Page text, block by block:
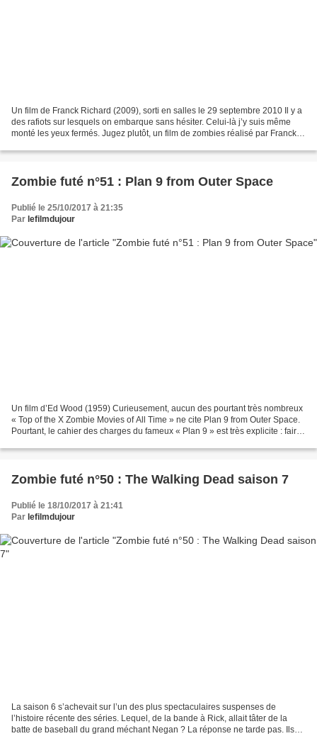
Un film de Franck Richard (2009), sorti en salles le 29 septembre 2010 Il y a
des rafiots sur lesquels on embarque sans hésiter. Celui-là j’y suis même
monté les yeux fermés. Jugez plutôt, un film de zombies réalisé par Franck
Zombie futé n°51 : Plan 9 from Outer Space
Publié le 25/10/2017 à 21:35
Par lefilmdujour
Un film d’Ed Wood (1959) Curieusement, aucun des pourtant très nombreux
« Top of the X Zombie Movies of All Time » ne cite Plan 9 from Outer Space.
Pourtant, le cahier des charges du fameux « Plan 9 » est très explicite : faire
Zombie futé n°50 : The Walking Dead saison 7
Publié le 18/10/2017 à 21:41
Par lefilmdujour
La saison 6 s’achevait sur l’un des plus spectaculaires suspenses de
l’histoire récente des séries. Lequel, de la bande à Rick, allait tâter de la
batte de baseball du grand méchant Negan ? La réponse ne tarde pas. Ils